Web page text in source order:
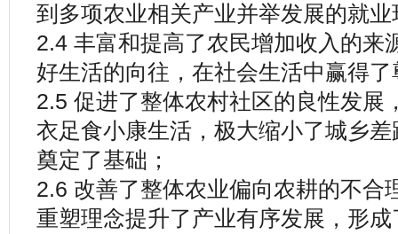
到多项农业相关产业并举发展的就
2.4 丰富和提高了农民增加收入的来
好生活的向往，在社会生活中赢得了
2.5 促进了整体农村社区的良性发展
衣足食小康生活，极大缩小了城乡
奠定了基础；
2.6 改善了整体农业偏向农耕的不合
重塑理念提升了产业有序发展，形成